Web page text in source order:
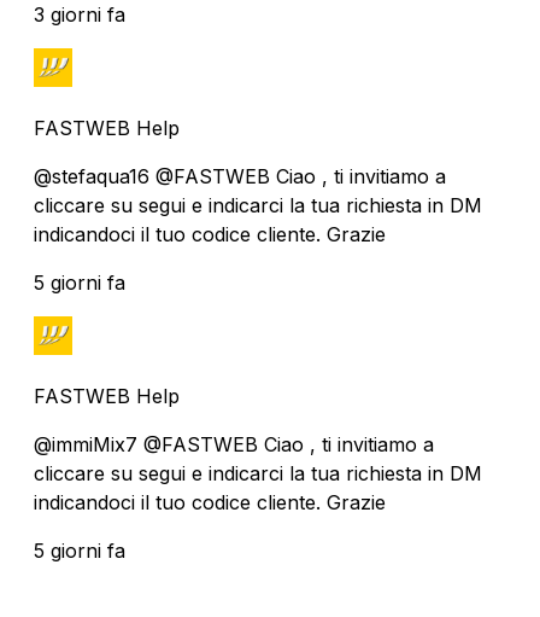
3 giorni fa
FASTWEB Help
@stefaqua16 @FASTWEB Ciao , ti invitiamo a
cliccare su segui e indicarci la tua richiesta in DM
indicandoci il tuo codice cliente. Grazie
5 giorni fa
FASTWEB Help
@immiMix7 @FASTWEB Ciao , ti invitiamo a
cliccare su segui e indicarci la tua richiesta in DM
indicandoci il tuo codice cliente. Grazie
5 giorni fa